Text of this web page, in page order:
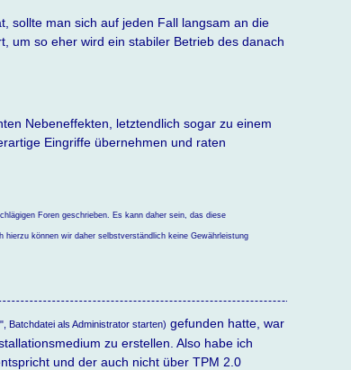
sollte man sich auf jeden Fall langsam an die
um so eher wird ein stabiler Betrieb des danach
Nebeneffekten, letztendlich sogar zu einem
Eingriffe übernehmen und raten
Foren geschrieben. Es kann daher sein, das diese
können wir daher selbstverständlich keine Gewährleistung
Batchdatei als Administrator starten) gefunden hatte, war
zu erstellen. Also habe ich
und der auch nicht über TPM 2.0